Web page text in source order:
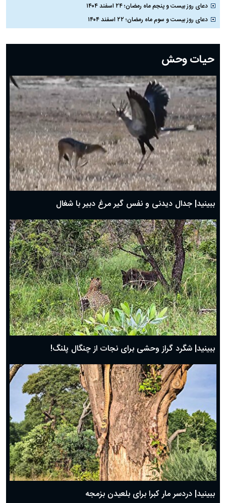
دعای روز بیست و پنجم ماه رمضان؛ ۲۴ اسفند ۱۴۰۴
دعای روز بیست و سوم ماه رمضان؛ ۲۲ اسفند ۱۴۰۴
دعای روز بیستم ماه رمضان؛ ۱۹ اسفند ۱۴۰۴
دعای روز هشتم ماه مبارک رمضان؛ ۷ اسفند ماه ۱۴۰۴
دعای روز هفتم ماه رمضان؛ ۶ اسفند ۱۴۰۴
دعای روز ششم ماه رمضان؛ ۵ اسفند ۱۴۰۴
دعای روز پنجم ماه رمضان؛ ۴ اسفند ۱۴۰۴
دعای روز چهارم ماه مبارک رمضان؛ ۳ اسفند ۱۴۰۴
دعای روز سوم ماه مبارک رمضان؛ ۱۴ اسفند ۱۴۰۴
دعای روز دوم ماه مبارک رمضان ۱ اسفند ماه ۱۴۰۴
دعای روز اول ماه مبارک رمضان، ۳۰ بهمن ۱۴۰۴
حضرت زینب(س) چگونه از دنیا رفت؟
بهترین پیامک تبریک روز پدر ۱۴۰۴؛ جملات زیبا و صمیمانه
حیات وحش
ببینید| جدال دیدنی و نفس گیر مرغ دبیر با شغال
ببینید| شگرد گراز وحشی برای نجات از چنگال پلنگ!
ببینید| دردسر مار کبرا برای بلعیدن بزمجه